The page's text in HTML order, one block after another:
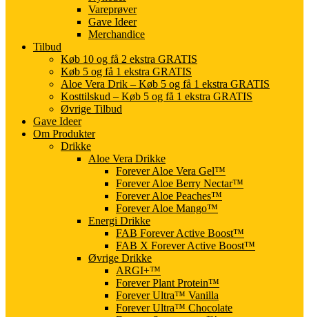
Vareprøver
Gave Ideer
Merchandice
Tilbud
Køb 10 og få 2 ekstra GRATIS
Køb 5 og få 1 ekstra GRATIS
Aloe Vera Drik – Køb 5 og få 1 ekstra GRATIS
Kosttilskud – Køb 5 og få 1 ekstra GRATIS
Øvrige Tilbud
Gave Ideer
Om Produkter
Drikke
Aloe Vera Drikke
Forever Aloe Vera Gel™
Forever Aloe Berry Nectar™
Forever Aloe Peaches™
Forever Aloe Mango™
Energi Drikke
FAB Forever Active Boost™
FAB X Forever Active Boost™
Øvrige Drikke
ARGI+™
Forever Plant Protein™
Forever Ultra™ Vanilla
Forever Ultra™ Chocolate